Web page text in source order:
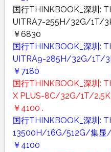
国行THINKBOOK_深圳:
UITRA7-255H/32G/
￥6830
国行THINKBOOK_深圳:
UITRA9-285H/32G/
￥7180
国行THINKBOOK_深圳:
X PLUS-8C/32G/1T/
￥4100 .
国行THINKBOOK_深圳:
13500H/16G/512G/集
￥4100